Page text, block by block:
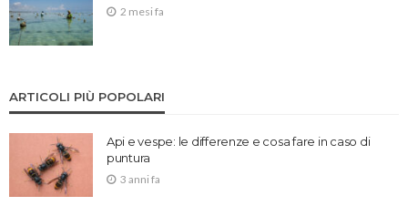
2 mesi fa
ARTICOLI PIÙ POPOLARI
Api e vespe: le differenze e cosa fare in caso di
puntura
3 anni fa